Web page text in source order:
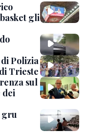
gli
Polizia
Trieste
sul
dei
gru